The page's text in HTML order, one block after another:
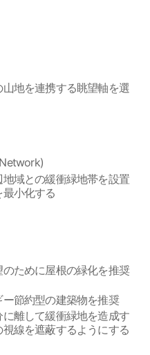
地を連携する眺望軸を選
域との緩衝緑地帯を設置
小化する
ために屋根の緑化を推奨
節約型の建築物を推奨
離して緩衝緑地を造成す
線を遮蔽するようにする